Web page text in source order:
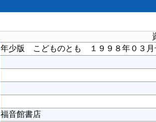
年少版 こどものとも １９９８年０３
福音館書店